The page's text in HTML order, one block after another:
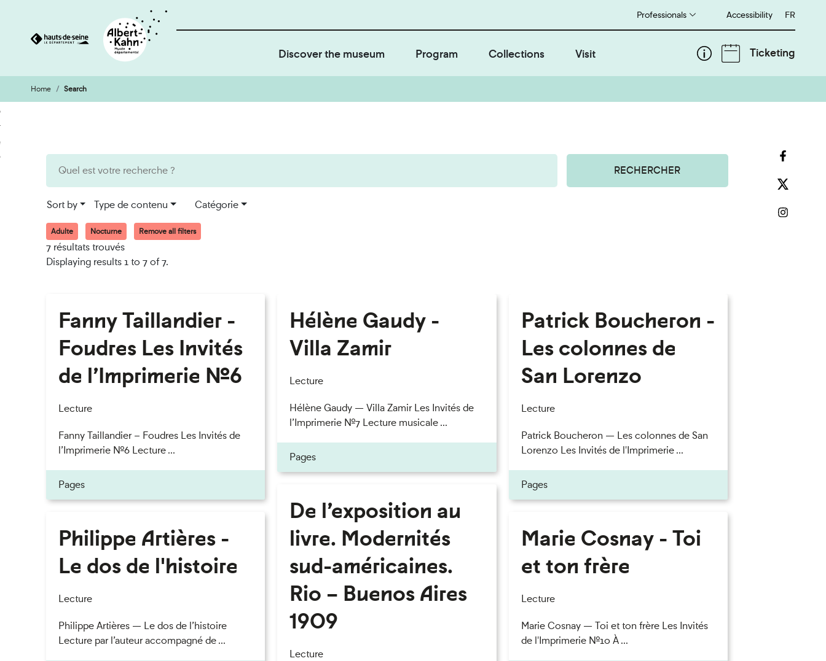
Go
to
content
Go
to
search
engine
Professionals Accessibility Français
FR
Discover the museum Program Collections Visit Ticketing
Home Search
RECHERCHER
Sort by Type de contenu Catégorie
Adulte Nocturne Remove all filters
7 résultats trouvés
Displaying results 1 to 7 of 7.
Fanny Taillandier -
Foudres Les Invités
de l’Imprimerie n°6
Lecture
Fanny Taillandier – Foudres Les Invités de
l’Imprimerie n°6 Lecture ...
Pages
Philippe Artières -
Le dos de l'histoire
Lecture
Philippe Artières — Le dos de l’histoire
Lecture par l’auteur accompagné de ...
Hélène Gaudy -
Villa Zamir
Lecture
Hélène Gaudy — Villa Zamir Les Invités de
l’Imprimerie n°7 Lecture musicale ...
Pages
De l’exposition au
livre. Modernités
sud-américaines.
Rio – Buenos Aires
1909
Lecture
Patrick Boucheron -
Les colonnes de
San Lorenzo
Lecture
Patrick Boucheron — Les colonnes de San
Lorenzo Les Invités de l'Imprimerie ...
Pages
Marie Cosnay - Toi
et ton frère
Lecture
Marie Cosnay — Toi et ton frère Les Invités
de l'Imprimerie n°10 À ...
Cookies management panel